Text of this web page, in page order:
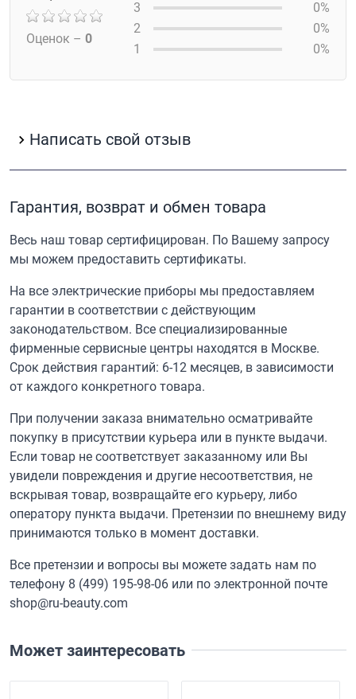
Оценок – 0
3
0%
2
0%
1
0%
Написать свой отзыв
Гарантия, возврат и обмен товара
Весь наш товар сертифицирован. По Вашему запросу
мы можем предоставить сертификаты.
На все электрические приборы мы предоставляем
гарантии в соответствии с действующим
законодательством. Все специализированные
фирменные сервисные центры находятся в Москве.
Срок действия гарантий: 6-12 месяцев, в зависимости
от каждого конкретного товара.
При получении заказа внимательно осматривайте
покупку в присутствии курьера или в пункте выдачи.
Если товар не соответствует заказанному или Вы
увидели повреждения и другие несоответствия, не
вскрывая товар, возвращайте его курьеру, либо
оператору пункта выдачи. Претензии по внешнему виду
принимаются только в момент доставки.
Все претензии и вопросы вы можете задать нам по
телефону 8 (499) 195-98-06 или по электронной почте
shop@ru-beauty.com
Может заинтересовать